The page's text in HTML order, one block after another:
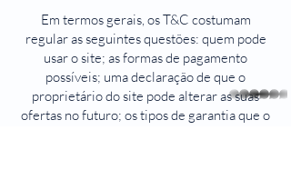
Em termos gerais, os T&C costumam
regular as seguintes questões: quem pode
usar o site; as formas de pagamento
possíveis; uma declaração de que o
proprietário do site pode alterar as suas
ofertas no futuro; os tipos de garantia que o
whatsapp